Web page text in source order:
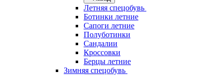
Летняя спецобувь
Ботинки летние
Сапоги летние
Полуботинки
Сандалии
Кроссовки
Берцы летние
Зимняя спецобувь